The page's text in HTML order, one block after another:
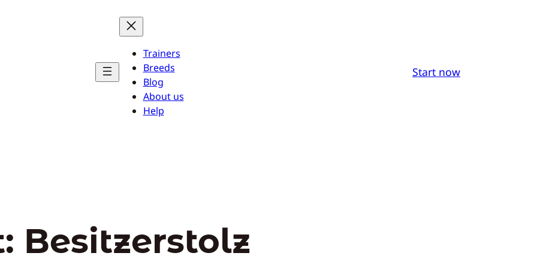
Trainers
Breeds
Blog
About us
Help
Start now
Besitzerstolz